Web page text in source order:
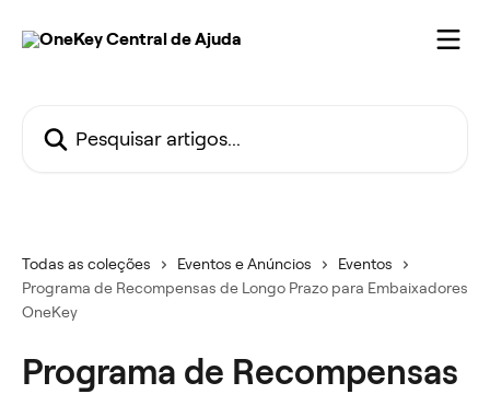
Todas as coleções Eventos e Anúncios
Eventos
Programa de Recompensas de Longo Prazo para Embaixadores
OneKey
Programa de Recompensas